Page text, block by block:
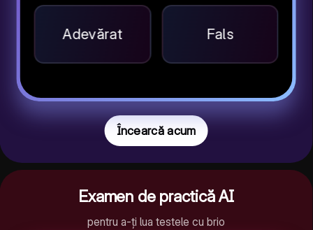
Adevărat Fals
Încearcă acum
Examen de practică AI
pentru a-ți lua testele cu brio